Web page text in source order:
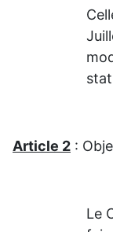
Article 2 :
Le